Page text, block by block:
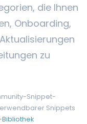
die Ihnen
Onboarding,
zu
Snippet-
Snippets